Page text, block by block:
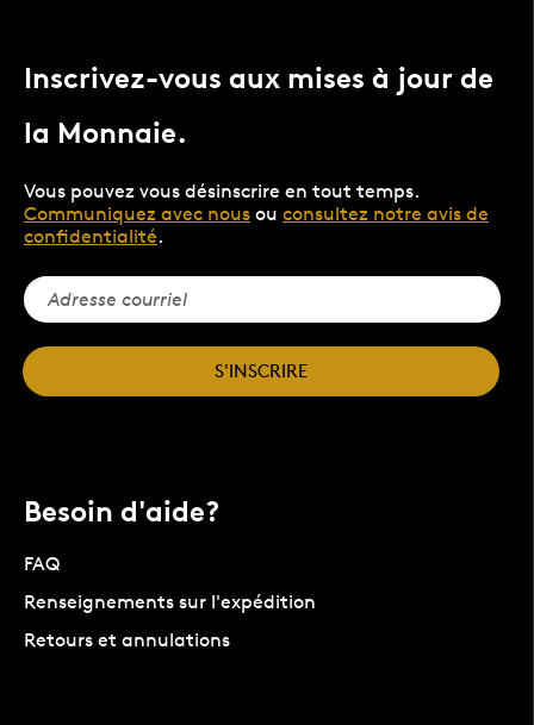
Inscrivez-vous aux mises à jour de
la Monnaie.
Vous pouvez vous désinscrire en tout temps.
Communiquez avec nous ou consultez notre avis de
confidentialité.
S'INSCRIRE
Besoin d'aide?
FAQ
Renseignements sur l'expédition
Retours et annulations